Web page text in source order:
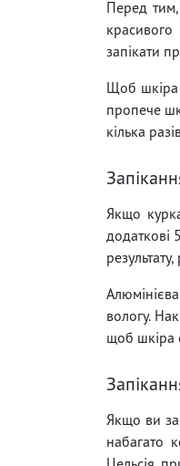
Перед тим,
запікати
Щоб шкіра
пропече
кілька
Якщо
додаткові
вологу.
щоб шкіра
Якщо ви
набагато